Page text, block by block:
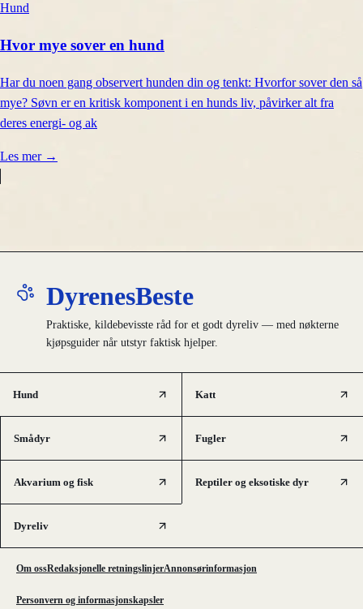
Hund
Hvor mye sover en hund
Har du noen gang observert hunden din og tenkt: Hvorfor sover den så
mye? Søvn er en kritisk komponent i en hunds liv, påvirker alt fra
deres energi- og ak
Les mer →
DyrenesBeste
Praktiske, kildebevisste råd for et godt dyreliv — med nøkterne
kjøpsguider når utstyr faktisk hjelper.
Hund Katt
Smådyr Fugler
Akvarium og fisk Reptiler og eksotiske dyr
Dyreliv
Om ossRedaksjonelle retningslinjerAnnonsørinformasjon
Personvern og informasjonskapsler